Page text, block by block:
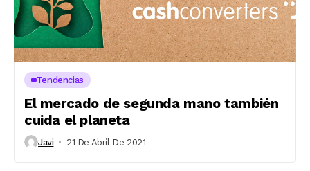
Tendencias
El mercado de segunda mano también
cuida el planeta
Javi 21 De Abril De 2021